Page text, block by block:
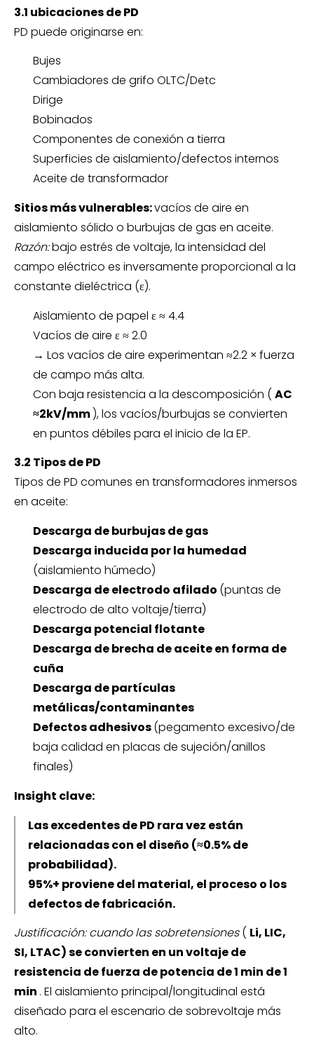
3.1 ubicaciones de PD
PD puede originarse en:
Bujes
Cambiadores de grifo OLTC/Detc
Dirige
Bobinados
Componentes de conexión a tierra
Superficies de aislamiento/defectos internos
Aceite de transformador
Sitios más vulnerables:vacíos de aire en
aislamiento sólido o burbujas de gas en aceite.
Razón:bajo estrés de voltaje, la intensidad del
campo eléctrico es inversamente proporcional a la
constante dieléctrica (ε).
Aislamiento de papel ε ≈ 4.4
Vacíos de aire ε ≈ 2.0
→ Los vacíos de aire experimentan ≈2.2 × fuerza
de campo más alta.
Con baja resistencia a la descomposición (AC
≈2kV/mm), los vacíos/burbujas se convierten
en puntos débiles para el inicio de la EP.
3.2 Tipos de PD
Tipos de PD comunes en transformadores inmersos
en aceite:
Descarga de burbujas de gas
Descarga inducida por la humedad
(aislamiento húmedo)
Descarga de electrodo afilado (puntas de
electrodo de alto voltaje/tierra)
Descarga potencial flotante
Descarga de brecha de aceite en forma de
cuña
Descarga de partículas
metálicas/contaminantes
Defectos adhesivos(pegamento excesivo/de
baja calidad en placas de sujeción/anillos
finales)
Insight clave:
Las excedentes de PD rara vez están
relacionadas con el diseño (≈0.5% de
probabilidad).
95%+ proviene del material, el proceso o los
defectos de fabricación.
Justificación: cuando las sobretensiones( Li, LIC,
SI, LTAC) se convierten en un voltaje de
resistencia de fuerza de potencia de 1 min de 1
min . El aislamiento principal/longitudinal está
diseñado para el escenario de sobrevoltaje más
alto.